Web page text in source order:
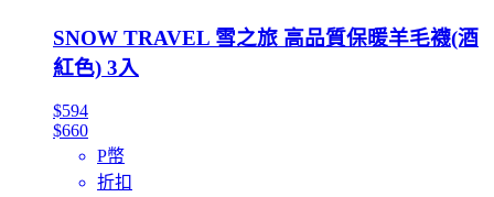
SNOW TRAVEL 雪之旅 高品質保暖羊毛襪(酒
紅色) 3入
$594
$660
P幣
折扣